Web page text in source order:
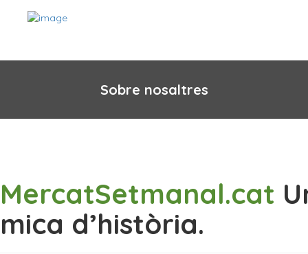
Sobre nosaltres
MercatSetmanal.cat
mica d’història.